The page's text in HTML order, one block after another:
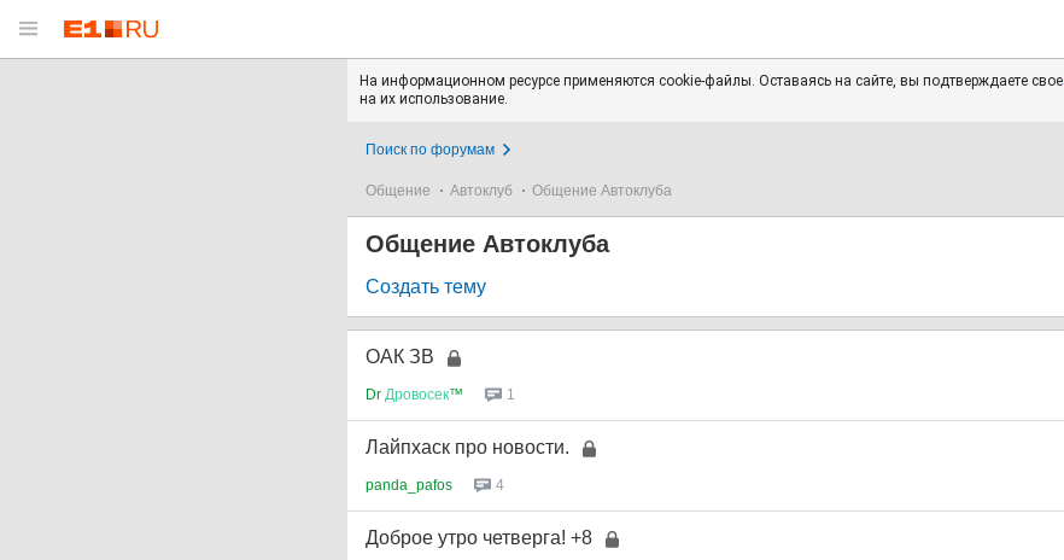
На информационном ресурсе применяются cookie-файлы. Оставаясь на сайте, вы подтверждаете свое
на их использование.
Поиск по форумам
Общение Автоклуб Общение Автоклуба
Общение Автоклуба
Создать тему
ОАК ЗВ
Dr Дровосек™ 1
Лайпхаск про новости.
panda_pafos 4
Доброе утро четверга! +8